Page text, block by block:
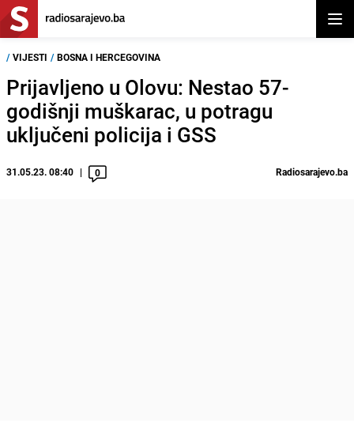
/ VIJESTI / BOSNA I HERCEGOVINA
Prijavljeno u Olovu: Nestao 57-
godišnji muškarac, u potragu
uključeni policija i GSS
31.05.23. 08:40 0 Radiosarajevo.ba